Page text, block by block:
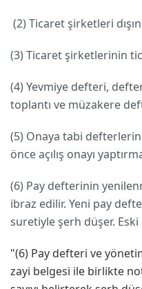
(2) Ticaret şirketleri
(3) Ticaret şirketlerinin
(4) Yevmiye defteri,
toplantı ve müzakere
(5) Onaya tabi
önce açılış onayı
(6) Pay defterinin
ibraz edilir. Yeni pay
suretiyle şerh düşer.
"(6) Pay defteri ve
zayi belgesi ile birlikte